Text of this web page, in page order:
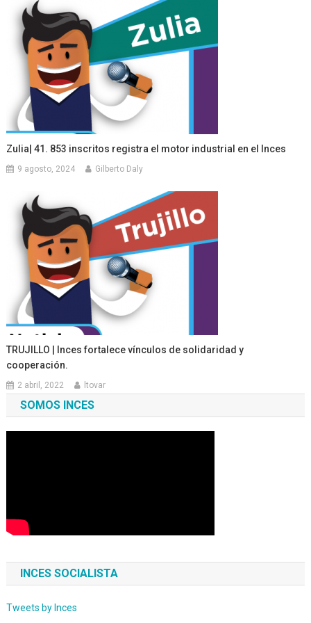
Zulia| 41. 853 inscritos registra el motor industrial en el Inces
9 agosto, 2024 Gilberto Daly
TRUJILLO | Inces fortalece vínculos de solidaridad y
cooperación.
2 abril, 2022 ltovar
SOMOS INCES
INCES SOCIALISTA
Tweets by Inces